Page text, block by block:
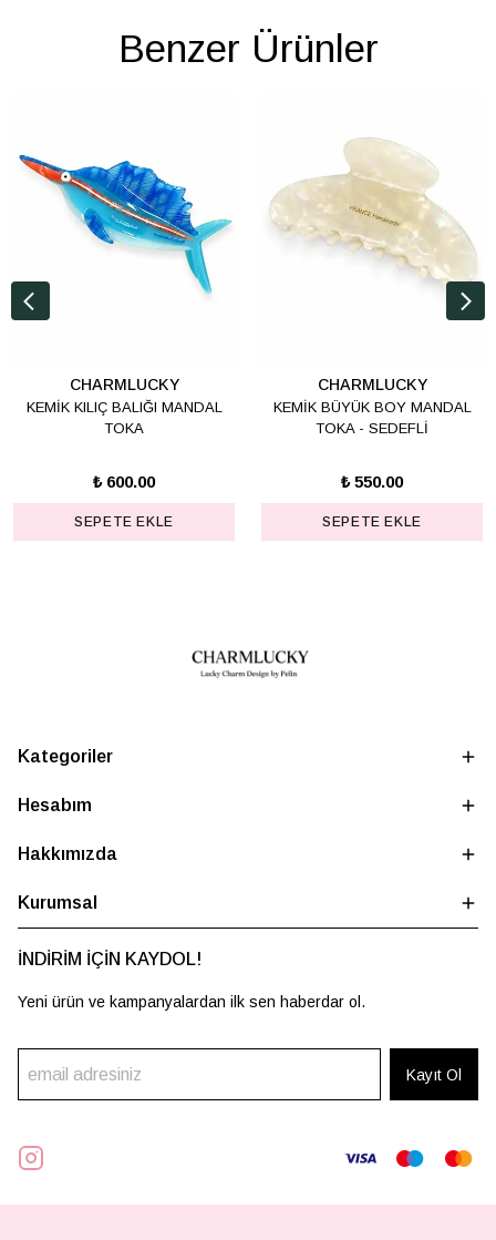
Benzer Ürünler
CHARMLUCKY
KEMİK KILIÇ BALIĞI MANDAL
TOKA
₺ 600.00
SEPETE EKLE
CHARMLUCKY
KEMİK BÜYÜK BOY MANDAL
TOKA - SEDEFLİ
₺ 550.00
SEPETE EKLE
Kategoriler
Hesabım
Hakkımızda
Kurumsal
İNDİRİM İÇİN KAYDOL!
Yeni ürün ve kampanyalardan ilk sen haberdar ol.
Kayıt Ol